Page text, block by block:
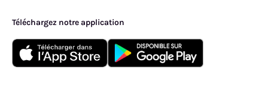
Téléchargez notre application